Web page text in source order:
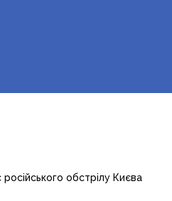
обстрілу Києва